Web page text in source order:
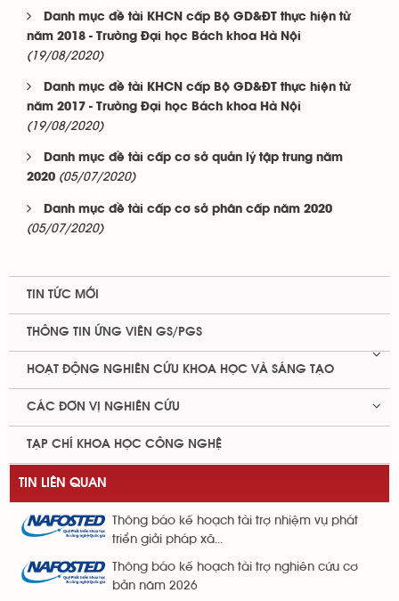
Danh mục đề tài KHCN cấp Bộ GD&ĐT thực hiện từ
năm 2018 - Trường Đại học Bách khoa Hà Nội
(19/08/2020)
Danh mục đề tài KHCN cấp Bộ GD&ĐT thực hiện từ
năm 2017 - Trường Đại học Bách khoa Hà Nội
(19/08/2020)
Danh mục đề tài cấp cơ sở quản lý tập trung năm
2020 (05/07/2020)
Danh mục đề tài cấp cơ sở phân cấp năm 2020
(05/07/2020)
TIN TỨC MỚI
THÔNG TIN ỨNG VIÊN GS/PGS
HOẠT ĐỘNG NGHIÊN CỨU KHOA HỌC VÀ SÁNG TẠO
CÁC ĐƠN VỊ NGHIÊN CỨU
TẠP CHÍ KHOA HỌC CÔNG NGHỆ
TIN LIÊN QUAN
Thông báo kế hoạch tài trợ nhiệm vụ phát
triển giải pháp xã...
Thông báo kế hoạch tài trợ nghiên cứu cơ
bản năm 2026